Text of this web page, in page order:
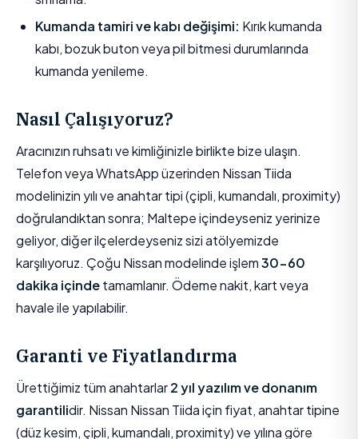
Kumanda tamiri ve kabı değişimi: Kırık kumanda
kabı, bozuk buton veya pil bitmesi durumlarında
kumanda yenileme.
Nasıl Çalışıyoruz?
Aracınızın ruhsatı ve kimliğinizle birlikte bize ulaşın.
Telefon veya WhatsApp üzerinden Nissan Tiida
modelinizin yılı ve anahtar tipi (çipli, kumandalı, proximity)
doğrulandıktan sonra; Maltepe içindeyseniz yerinize
geliyor, diğer ilçelerdeyseniz sizi atölyemizde
karşılıyoruz. Çoğu Nissan modelinde işlem30-60
dakika içindetamamlanır. Ödeme nakit, kart veya
havale ile yapılabilir.
Garanti ve Fiyatlandırma
Ürettiğimiz tüm anahtarlar2 yıl yazılım ve donanım
garantilidir. Nissan Nissan Tiida için fiyat, anahtar tipine
(düz kesim, çipli, kumandalı, proximity) ve yılına göre